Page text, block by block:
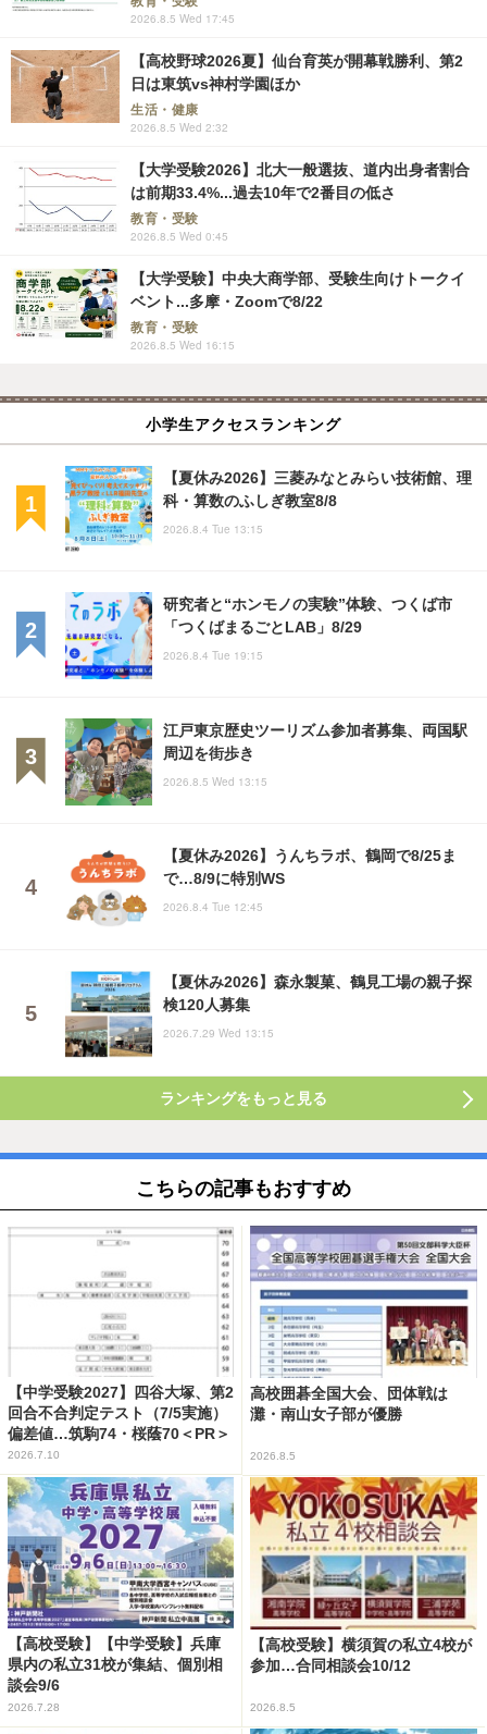
2026.8.5 Wed 17:45
【高校野球2026夏】仙台育英が開幕戦勝利、第2
日は東筑vs神村学園ほか
生活・健康
2026.8.5 Wed 2:32
【大学受験2026】北大一般選抜、道内出身者割合
は前期33.4%...過去10年で2番目の低さ
教育・受験
2026.8.5 Wed 0:45
【大学受験】中央大商学部、受験生向けトークイ
ベント...多摩・Zoomで8/22
教育・受験
2026.8.5 Wed 16:15
小学生アクセスランキング
【夏休み2026】三菱みなとみらい技術館、理
科・算数のふしぎ教室8/8
2026.8.4 Tue 13:15
研究者と“ホンモノの実験”体験、つくば市
「つくばまるごとLAB」8/29
2026.8.4 Tue 19:15
江戸東京歴史ツーリズム参加者募集、両国駅
周辺を街歩き
2026.8.5 Wed 13:15
【夏休み2026】うんちラボ、鶴岡で8/25ま
で…8/9に特別WS
2026.8.4 Tue 12:45
【夏休み2026】森永製菓、鶴見工場の親子探
検120人募集
2026.7.29 Wed 13:15
ランキングをもっと見る
こちらの記事もおすすめ
【中学受験2027】四谷大塚、第2
回合不合判定テスト（7/5実施）
偏差値…筑駒74・桜蔭70＜PR＞
2026.7.10
高校囲碁全国大会、団体戦は
灘・南山女子部が優勝
2026.8.5
【高校受験】【中学受験】兵庫
県内の私立31校が集結、個別相
談会9/6
2026.7.28
【高校受験】横須賀の私立4校が
参加…合同相談会10/12
2026.8.5